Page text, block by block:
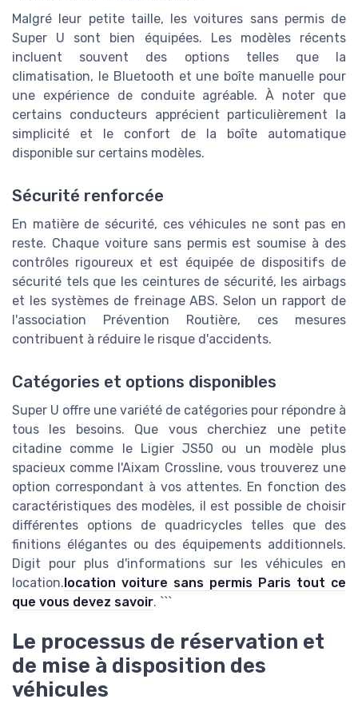
Malgré leur petite taille, les voitures sans permis de
Super U sont bien équipées. Les modèles récents
incluent souvent des options telles que la
climatisation, le Bluetooth et une boîte manuelle pour
une expérience de conduite agréable. À noter que
certains conducteurs apprécient particulièrement la
simplicité et le confort de la boîte automatique
disponible sur certains modèles.
Sécurité renforcée
En matière de sécurité, ces véhicules ne sont pas en
reste. Chaque voiture sans permis est soumise à des
contrôles rigoureux et est équipée de dispositifs de
sécurité tels que les ceintures de sécurité, les airbags
et les systèmes de freinage ABS. Selon un rapport de
l'association Prévention Routière, ces mesures
contribuent à réduire le risque d'accidents.
Catégories et options disponibles
Super U offre une variété de catégories pour répondre à
tous les besoins. Que vous cherchiez une petite
citadine comme le Ligier JS50 ou un modèle plus
spacieux comme l'Aixam Crossline, vous trouverez une
option correspondant à vos attentes. En fonction des
caractéristiques des modèles, il est possible de choisir
différentes options de quadricycles telles que des
finitions élégantes ou des équipements additionnels.
Digit pour plus d'informations sur les véhicules en
location.location voiture sans permis Paris tout ce
que vous devez savoir. ```
Le processus de réservation et
de mise à disposition des
véhicules